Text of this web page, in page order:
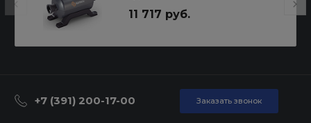
11 717 руб.
+7 (391) 200-17-00 Заказать звонок